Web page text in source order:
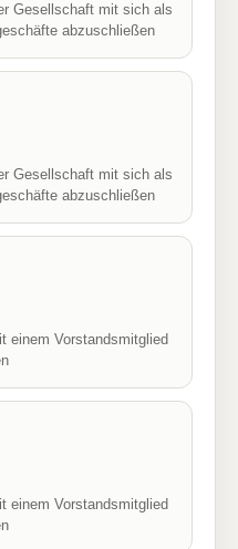
Gesellschaft mit sich als
abzuschließen
Gesellschaft mit sich als
abzuschließen
einem Vorstandsmitglied
einem Vorstandsmitglied